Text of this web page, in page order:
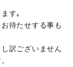
す｡
待たせする事も
訳ございません